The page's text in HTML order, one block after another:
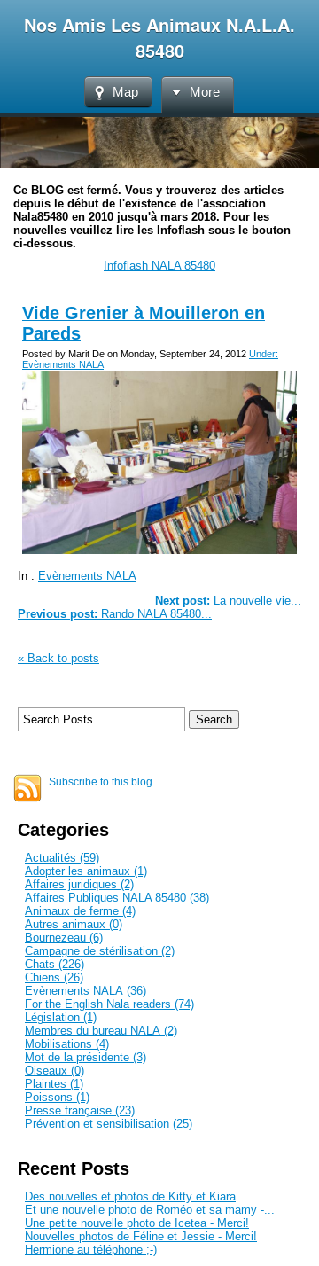
Nos Amis Les Animaux N.A.L.A.
85480
Map More
Ce BLOG est fermé. Vous y trouverez des articles
depuis le début de l'existence de l'association
Nala85480 en 2010 jusqu'à mars 2018. Pour les
nouvelles veuillez lire les Infoflash sous le bouton
ci-dessous.
Infoflash NALA 85480
Vide Grenier à Mouilleron en
Pareds
Posted by Marit De on Monday, September 24, 2012 Under:
Evènements NALA
In : Evènements NALA
Next post: La nouvelle vie...
Previous post: Rando NALA 85480...
« Back to posts
Subscribe to this blog
Categories
Actualités (59)
Adopter les animaux (1)
Affaires juridiques (2)
Affaires Publiques NALA 85480 (38)
Animaux de ferme (4)
Autres animaux (0)
Bournezeau (6)
Campagne de stérilisation (2)
Chats (226)
Chiens (26)
Evènements NALA (36)
For the English Nala readers (74)
Législation (1)
Membres du bureau NALA (2)
Mobilisations (4)
Mot de la présidente (3)
Oiseaux (0)
Plaintes (1)
Poissons (1)
Presse française (23)
Prévention et sensibilisation (25)
Recent Posts
Des nouvelles et photos de Kitty et Kiara
Et une nouvelle photo de Roméo et sa mamy -...
Une petite nouvelle photo de Icetea - Merci!
Nouvelles photos de Féline et Jessie - Merci!
Hermione au téléphone ;-)